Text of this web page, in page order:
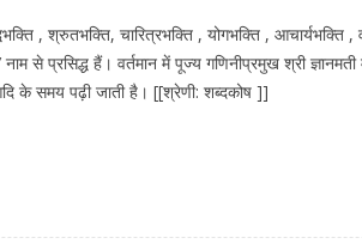
चारित्रभक्ति , योगभक्ति , आचार्यभक्ति ,
से प्रसिद्ध हैं। वर्तमान में पूज्य गणिनीप्रमुख श्री
के समय पढ़ी जाती है। [[श्रेणी: शब्दकोष ]]